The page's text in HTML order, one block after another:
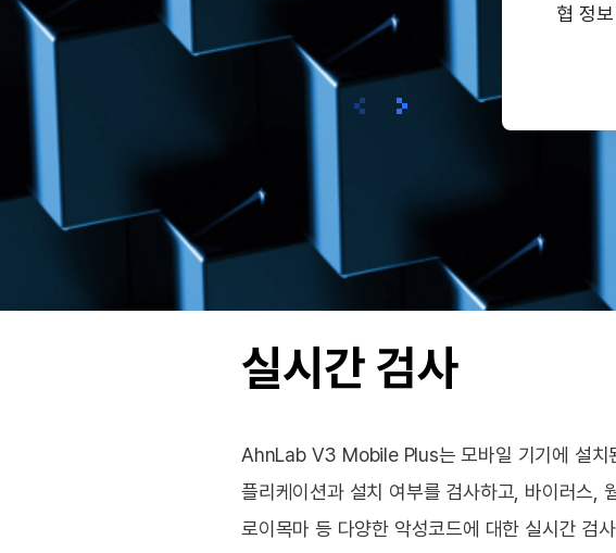
협 정
이전 다음
실시간 검사
AhnLab V3 Mobile Plus는 모바일 기기에 설치
플리케이션과 설치 여부를 검사하고, 바이러스,
로이목마 등 다양한 악성코드에 대한 실시간 검